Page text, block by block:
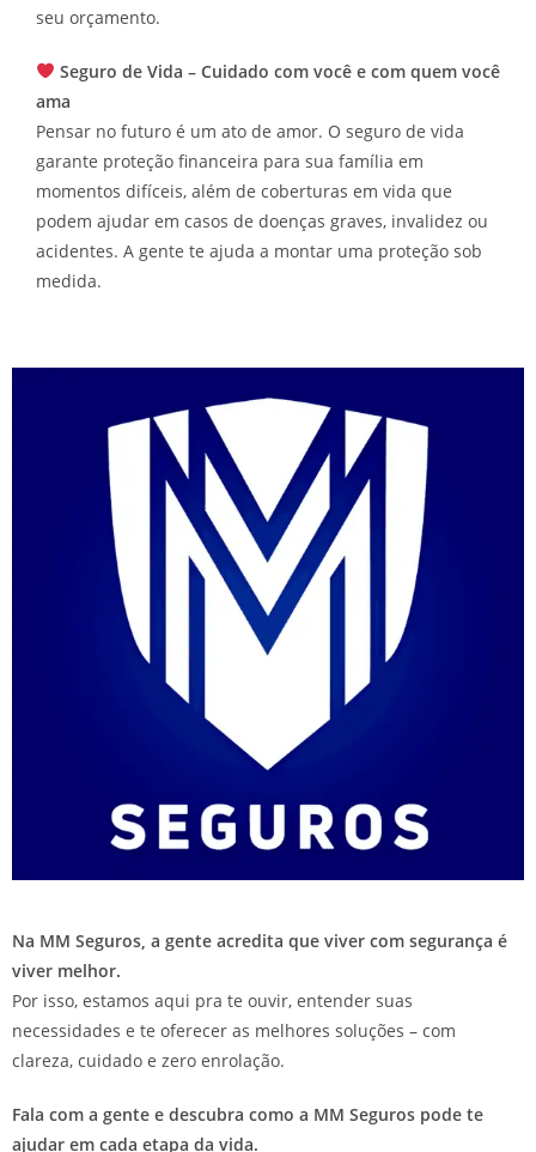
seu orçamento.
Seguro de Vida – Cuidado com você e com quem você
ama
Pensar no futuro é um ato de amor. O seguro de vida
garante proteção financeira para sua família em
momentos difíceis, além de coberturas em vida que
podem ajudar em casos de doenças graves, invalidez ou
acidentes. A gente te ajuda a montar uma proteção sob
medida.
Na MM Seguros, a gente acredita que viver com segurança é
viver melhor.
Por isso, estamos aqui pra te ouvir, entender suas
necessidades e te oferecer as melhores soluções – com
clareza, cuidado e zero enrolação.
Fala com a gente e descubra como a MM Seguros pode te
ajudar em cada etapa da vida.